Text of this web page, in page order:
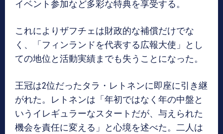
イベント参加など多彩な特典を享受する。
これによりザフチェは財政的な補償だけでな
く、「フィンランドを代表する広報大使」とし
ての地位と活動実績までも失うことになった。
王冠は2位だったタラ・レトネンに即座に引き継
がれた。レトネンは「年初ではなく年の中盤と
いうイレギュラーなスタートだが、与えられた
機会を責任に変える」と心境を述べた。二人は